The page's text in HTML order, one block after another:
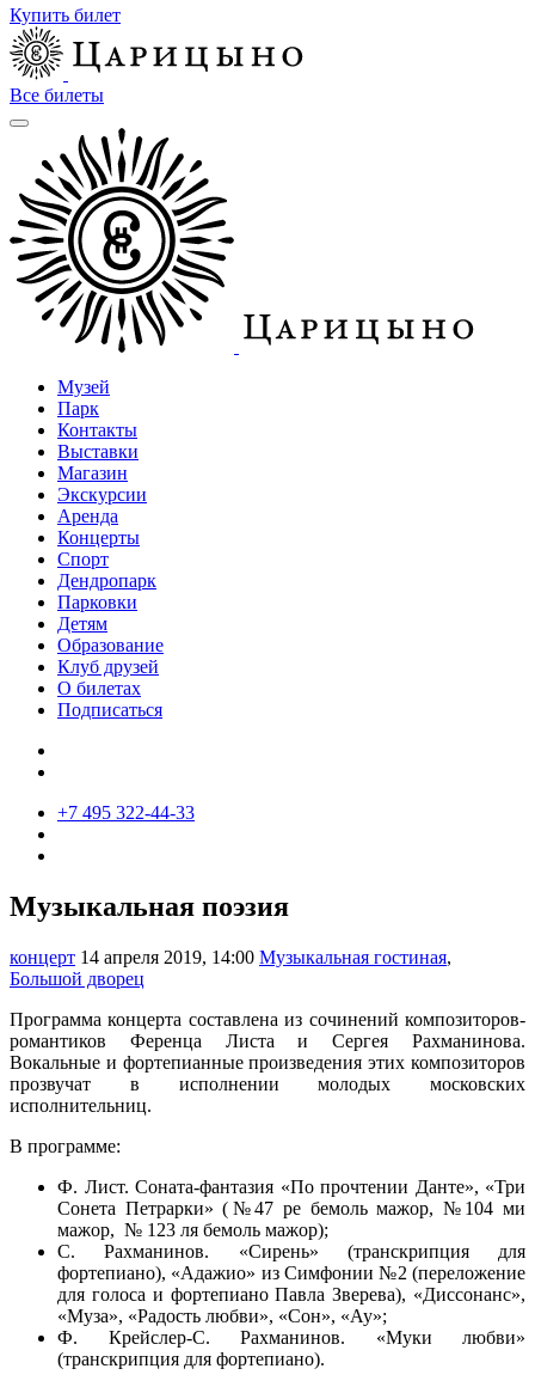
Купить билет
Все билеты
Музей
Парк
Контакты
Выставки
Магазин
Экскурсии
Аренда
Концерты
Спорт
Дендропарк
Парковки
Детям
Образование
Клуб друзей
О билетах
Подписаться
+7 495 322-44-33
Музыкальная поэзия
концерт 14 апреля 2019, 14:00 Музыкальная гостиная,
Большой дворец
Программа концерта составлена из сочинений композиторов-
романтиков Ференца Листа и Сергея Рахманинова.
Вокальные и фортепианные произведения этих композиторов
прозвучат в исполнении молодых московских
исполнительниц.
В программе:
Ф. Лист. Соната-фантазия «По прочтении Данте», «Три
Сонета Петрарки» (№47 ре бемоль мажор, №104 ми
мажор, № 123 ля бемоль мажор);
С. Рахманинов. «Сирень» (транскрипция для
фортепиано), «Адажио» из Симфонии №2 (переложение
для голоса и фортепиано Павла Зверева), «Диссонанс»,
«Муза», «Радость любви», «Сон», «Ау»;
Ф. Крейслер-С. Рахманинов. «Муки любви»
(транскрипция для фортепиано).